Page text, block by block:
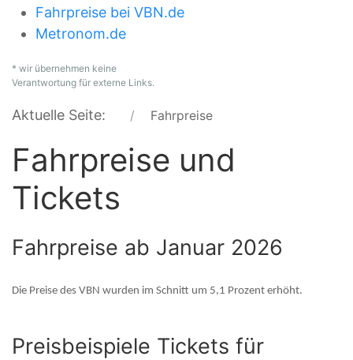
Fahrpreise bei VBN.de
Metronom.de
* wir übernehmen keine
Verantwortung für externe Links.
Aktuelle Seite: Fahrpreise
Fahrpreise und
Tickets
Fahrpreise ab Januar 2026
Die Preise des VBN wurden im Schnitt um 5,1 Prozent erhöht.
Preisbeispiele Tickets für